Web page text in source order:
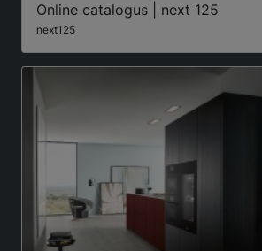
Online catalogus | next 125
next125